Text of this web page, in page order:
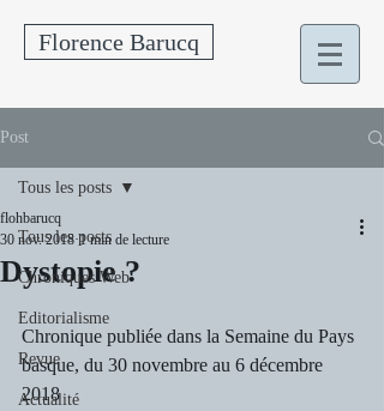
Florence Barucq
Post
Tous les posts
Chroniques Web
Editorialisme
Revue
Actualité
Tous les posts
Dystopie ?
flohbarucq
30 nov. 2018 1 min de lecture
Chronique publiée dans la Semaine du Pays
basque, du 30 novembre au 6 décembre
2018